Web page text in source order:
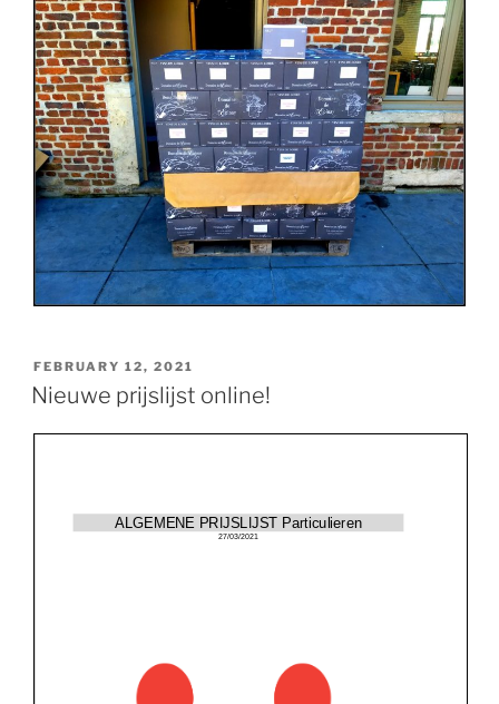
POSTED
ON
FEBRUARY 12, 2021
Nieuwe prijslijst online!